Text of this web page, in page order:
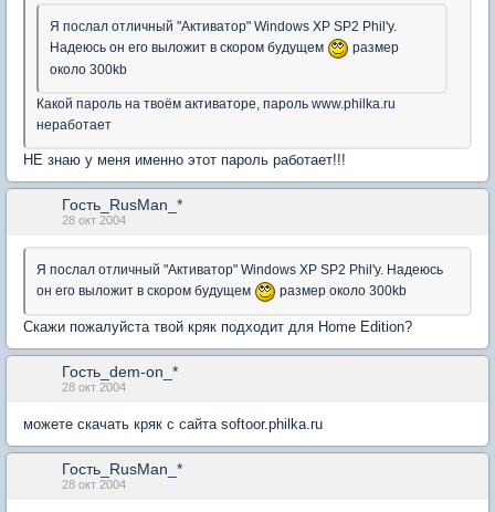
Я послал отличный "Активатор" Windows XP SP2 Phil'y.
Надеюсь он его выложит в скором будущем
размер
около 300kb
Какой пароль на твоём активаторе, пароль www.philka.ru
неработает
НЕ знаю у меня именно этот пароль работает!!!
Гость_RusMan_*
28 окт 2004
Я послал отличный "Активатор" Windows XP SP2 Phil'y. Надеюсь
он его выложит в скором будущем
размер около 300kb
Скажи пожалуйста твой кряк подходит для Home Edition?
Гость_dem-on_*
28 окт 2004
можете скачать кряк с сайта softoor.philka.ru
Гость_RusMan_*
28 окт 2004